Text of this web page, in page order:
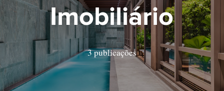
Imobiliário
3 publicações